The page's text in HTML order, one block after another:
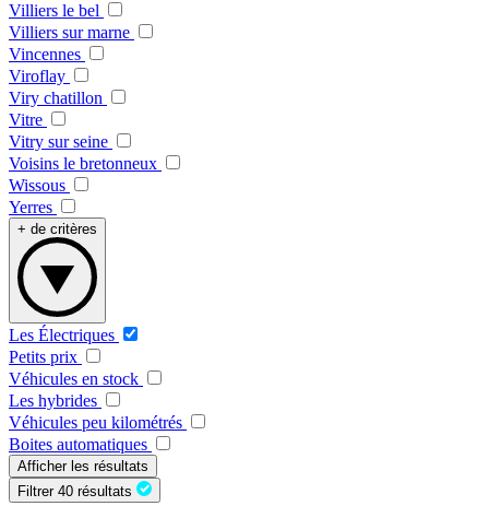
Villiers le bel
Villiers sur marne
Vincennes
Viroflay
Viry chatillon
Vitre
Vitry sur seine
Voisins le bretonneux
Wissous
Yerres
+ de critères
Les Électriques
Petits prix
Véhicules en stock
Les hybrides
Véhicules peu kilométrés
Boites automatiques
Afficher les résultats
Filtrer 40 résultats